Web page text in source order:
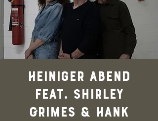
Heiniger Abend
feat. Shirley
Grimes & Hank